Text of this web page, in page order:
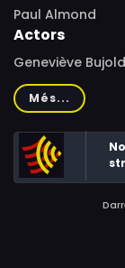
Paul Almond
Actors
Geneviève
Sharon Acker,
Gilles Vigneault,
Tassé, Jean
Més...